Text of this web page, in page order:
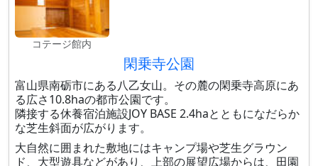
コテージ館内
閑乗寺公園
富山県南砺市にある八乙女山。その麓の閑乗寺高原にあ
る広さ10.8haの都市公園です。
隣接する休養宿泊施設JOY BASE 2.4haとともになだらか
な芝生斜面が広がります。
大自然に囲まれた敷地にはキャンプ場や芝生グラウン
ド、大型遊具などがあり、上部の展望広場からは、田園